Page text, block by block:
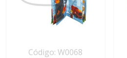
Código: W0068